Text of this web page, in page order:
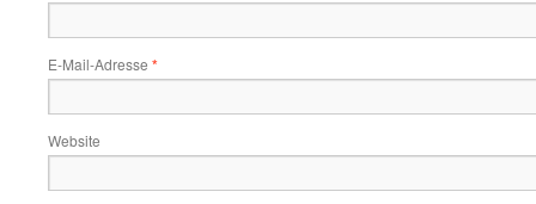
E-Mail-Adresse *
Website